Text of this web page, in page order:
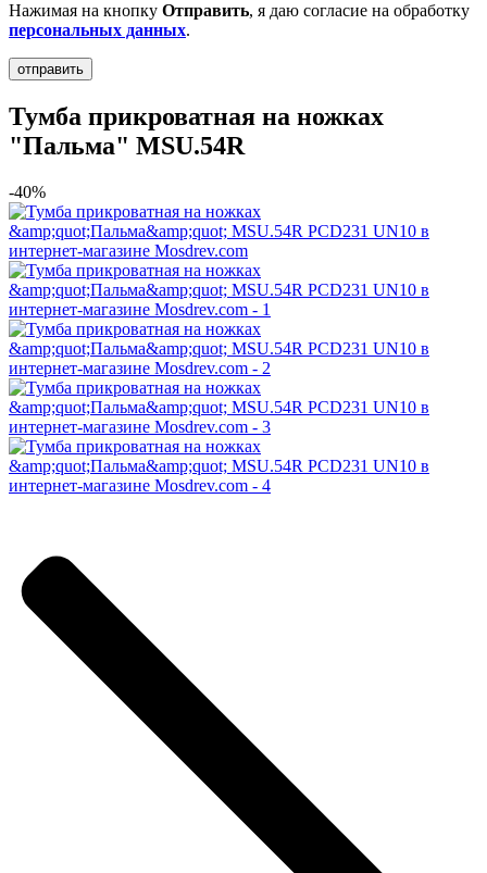
Нажимая на кнопку Отправить, я даю согласие на обработку
персональных данных.
Тумба прикроватная на ножках
"Пальма" MSU.54R
-40%